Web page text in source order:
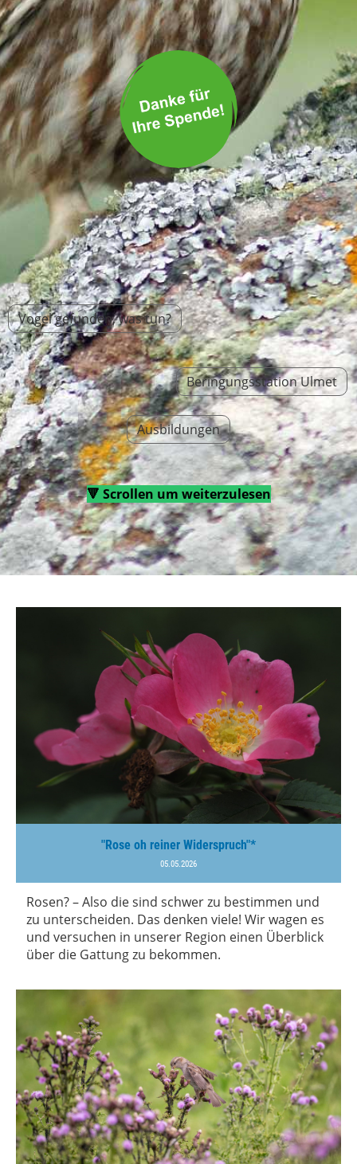
Vogel gefunden, was tun?
Beringungsstation Ulmet
Ausbildungen
🔻 Scrollen um weiterzulesen
"Rose oh reiner Widerspruch"*
05.05.2026
Rosen? – Also die sind schwer zu bestimmen und
zu unterscheiden. Das denken viele! Wir wagen es
und versuchen in unserer Region einen Überblick
über die Gattung zu bekommen.